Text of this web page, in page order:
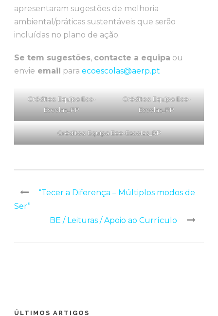
apresentaram sugestões de melhoria
ambiental/práticas sustentáveis que serão
incluídas no plano de ação.
Se tem sugestões, contacte a equipa ou
envie email para ecoescolas@aerp.pt
Créditos: Equipa Eco-
Escolas_RP
Créditos: Equipa Eco-
Escolas_RP
Créditos: Equipa Eco-Escolas_RP
“Tecer a Diferença – Múltiplos modos de
Ser”
BE / Leituras / Apoio ao Currículo
ÚLTIMOS ARTIGOS